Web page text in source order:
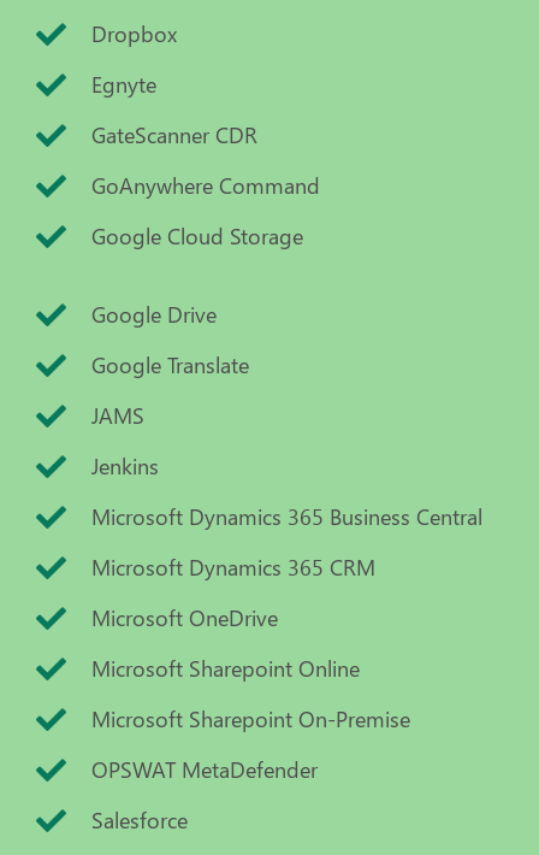
Dropbox
Egnyte
GateScanner CDR
GoAnywhere Command
Google Cloud Storage
Google Drive
Google Translate
JAMS
Jenkins
Microsoft Dynamics 365 Business Central
Microsoft Dynamics 365 CRM
Microsoft OneDrive
Microsoft Sharepoint Online
Microsoft Sharepoint On-Premise
OPSWAT MetaDefender
Salesforce